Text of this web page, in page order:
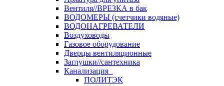
Вентиля//ВРЕЗКА в бак
ВОДОМЕРЫ (счетчики водяные)
ВОДОНАГРЕВАТЕЛИ
Воздуховоды
Газовое оборудование
Дверцы вентиляционные
Заглушки//сантехника
Канализация
ПОЛИТЭК